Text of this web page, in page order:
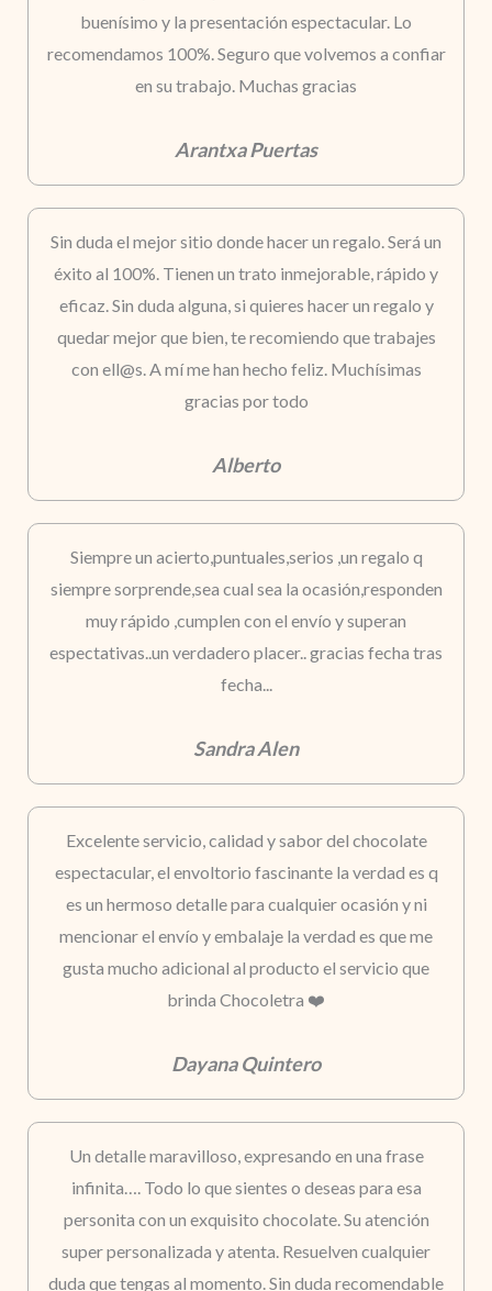
buenísimo y la presentación espectacular. Lo
recomendamos 100%. Seguro que volvemos a confiar
en su trabajo. Muchas gracias
Arantxa Puertas
Sin duda el mejor sitio donde hacer un regalo. Será un
éxito al 100%. Tienen un trato inmejorable, rápido y
eficaz. Sin duda alguna, si quieres hacer un regalo y
quedar mejor que bien, te recomiendo que trabajes
con ell@s. A mí me han hecho feliz. Muchísimas
gracias por todo
Alberto
Siempre un acierto,puntuales,serios ,un regalo q
siempre sorprende,sea cual sea la ocasión,responden
muy rápido ,cumplen con el envío y superan
espectativas..un verdadero placer.. gracias fecha tras
fecha...
Sandra Alen
Excelente servicio, calidad y sabor del chocolate
espectacular, el envoltorio fascinante la verdad es q
es un hermoso detalle para cualquier ocasión y ni
mencionar el envío y embalaje la verdad es que me
gusta mucho adicional al producto el servicio que
brinda Chocoletra ❤️
Dayana Quintero
Un detalle maravilloso, expresando en una frase
infinita…. Todo lo que sientes o deseas para esa
personita con un exquisito chocolate. Su atención
super personalizada y atenta. Resuelven cualquier
duda que tengas al momento. Sin duda recomendable